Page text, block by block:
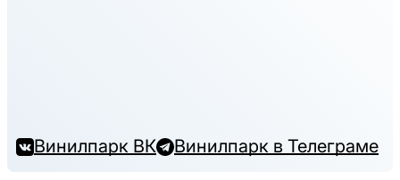
Винилпарк ВК Винилпарк в Телеграме